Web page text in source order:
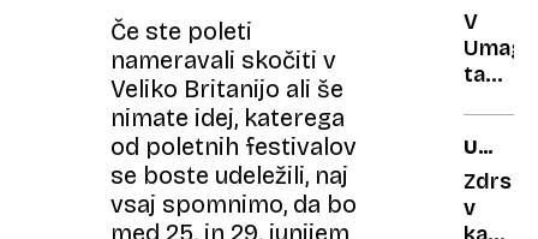
Če ste poleti
nameravali skočiti v
Veliko Britanijo ali še
nimate idej, katerega
od poletnih festivalov
se boste udeležili, naj
vsaj spomnimo, da bo
med 25. in 29. junijem
V
Umagu
ta
Sea
Star
USODA
GAYA
Zdrs
v